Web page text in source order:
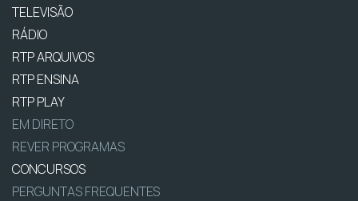
TELEVISÃO
RÁDIO
RTP ARQUIVOS
RTP ENSINA
RTP PLAY
EM DIRETO
REVER PROGRAMAS
CONCURSOS
PERGUNTAS FREQUENTES